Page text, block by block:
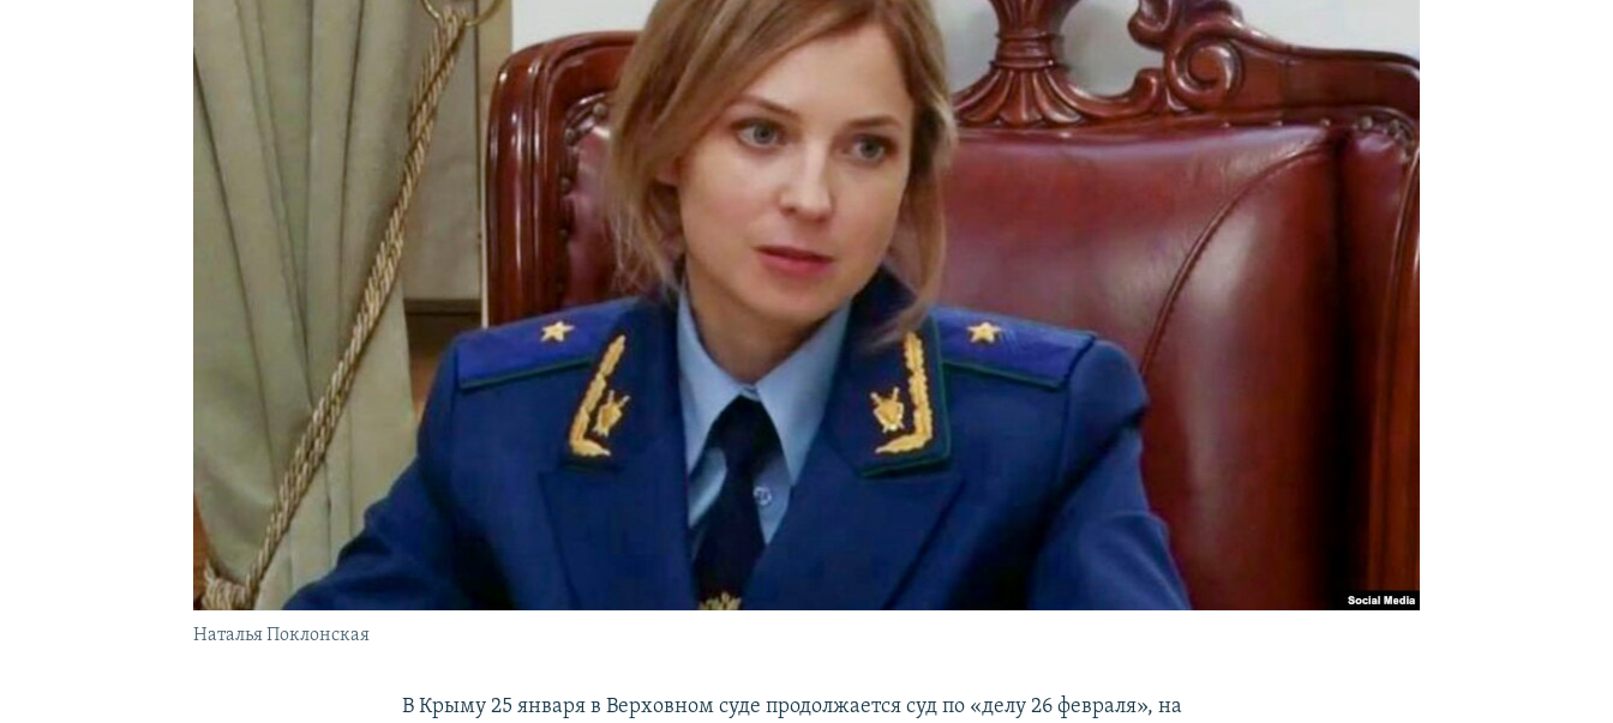
КРЫМ.НЕПОКОРЕННЫЙ
УКРАИНСКАЯ ПРОБЛЕМА КРЫМА
Наталья Поклонская
В Крыму 25 января в Верховном суде продолжается суд по «делу 26 февраля», на